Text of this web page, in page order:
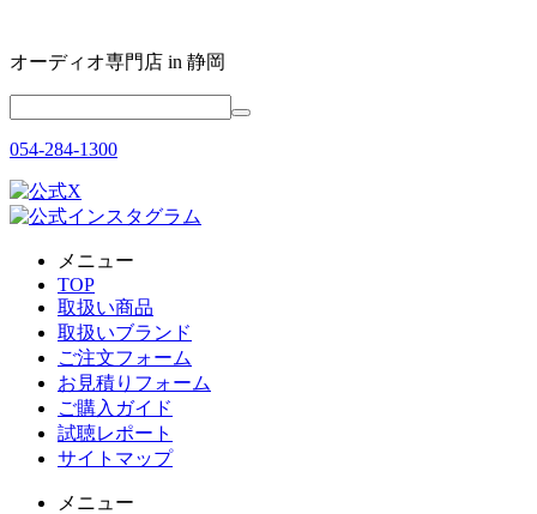
オーディオ専門店 in 静岡
054-284-1300
メニュー
TOP
取扱い商品
取扱いブランド
ご注文フォーム
お見積りフォーム
ご購入ガイド
試聴レポート
サイトマップ
メニュー